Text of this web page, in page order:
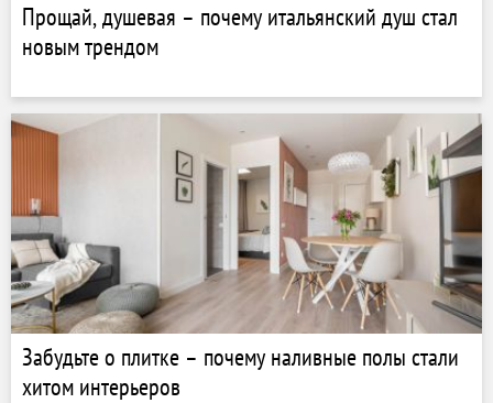
Прощай, душевая – почему итальянский душ стал
новым трендом
Забудьте о плитке – почему наливные полы стали
хитом интерьеров